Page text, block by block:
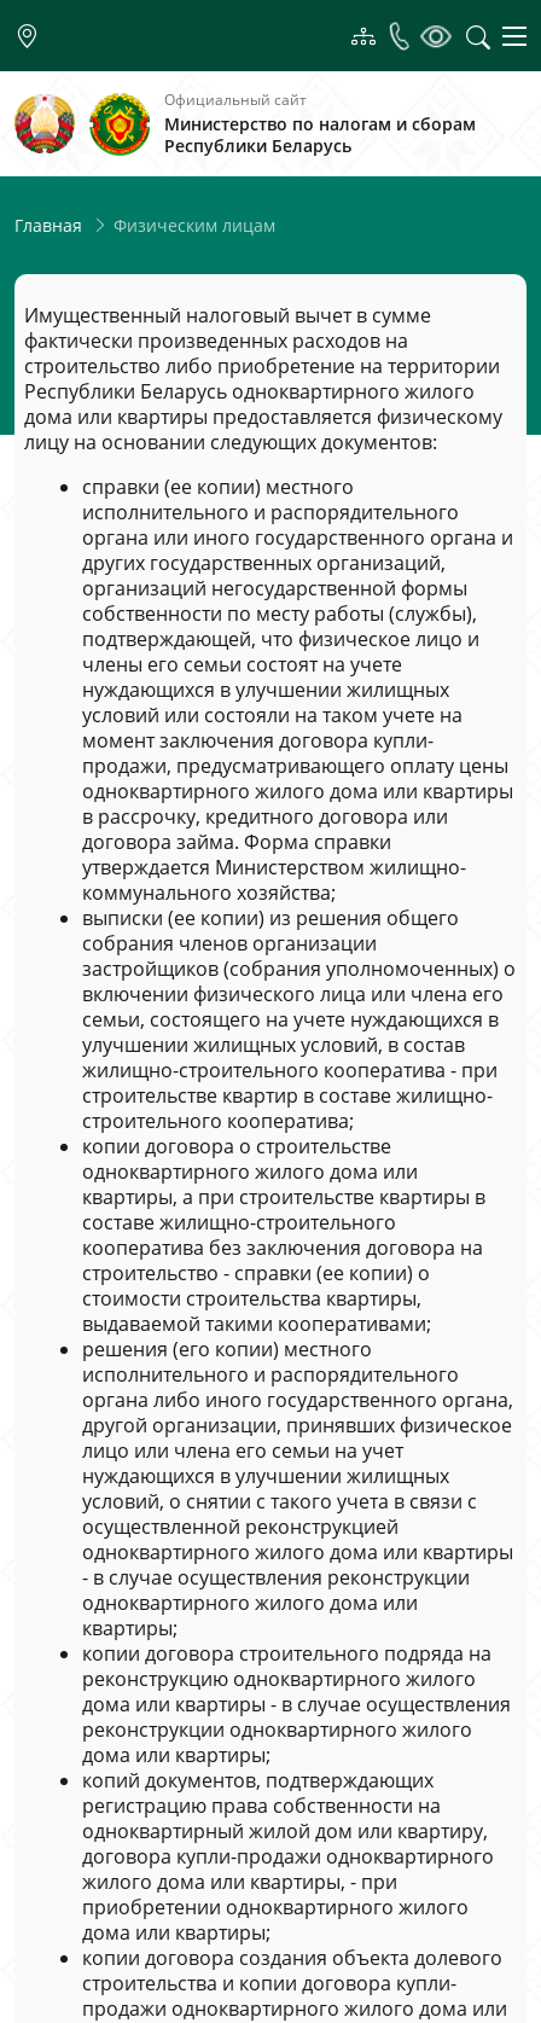
Официальный сайт
Министерство по налогам и сборам
Республики Беларусь
Главная Физическим лицам
Имущественный налоговый вычет в сумме
фактически произведенных расходов на
строительство либо приобретение на территории
Республики Беларусь одноквартирного жилого
дома или квартиры предоставляется физическому
лицу на основании следующих документов:
справки (ее копии) местного
исполнительного и распорядительного
органа или иного государственного органа и
других государственных организаций,
организаций негосударственной формы
собственности по месту работы (службы),
подтверждающей, что физическое лицо и
члены его семьи состоят на учете
нуждающихся в улучшении жилищных
условий или состояли на таком учете на
момент заключения договора купли-
продажи, предусматривающего оплату цены
одноквартирного жилого дома или квартиры
в рассрочку, кредитного договора или
договора займа. Форма справки
утверждается Министерством жилищно-
коммунального хозяйства;
выписки (ее копии) из решения общего
собрания членов организации
застройщиков (собрания уполномоченных) о
включении физического лица или члена его
семьи, состоящего на учете нуждающихся в
улучшении жилищных условий, в состав
жилищно-строительного кооператива - при
строительстве квартир в составе жилищно-
строительного кооператива;
копии договора о строительстве
одноквартирного жилого дома или
квартиры, а при строительстве квартиры в
составе жилищно-строительного
кооператива без заключения договора на
строительство - справки (ее копии) о
стоимости строительства квартиры,
выдаваемой такими кооперативами;
решения (его копии) местного
исполнительного и распорядительного
органа либо иного государственного органа,
другой организации, принявших физическое
лицо или члена его семьи на учет
нуждающихся в улучшении жилищных
условий, о снятии с такого учета в связи с
осуществленной реконструкцией
одноквартирного жилого дома или квартиры
- в случае осуществления реконструкции
одноквартирного жилого дома или
квартиры;
копии договора строительного подряда на
реконструкцию одноквартирного жилого
дома или квартиры - в случае осуществления
реконструкции одноквартирного жилого
дома или квартиры;
копий документов, подтверждающих
регистрацию права собственности на
одноквартирный жилой дом или квартиру,
договора купли-продажи одноквартирного
жилого дома или квартиры, - при
приобретении одноквартирного жилого
дома или квартиры;
копии договора создания объекта долевого
строительства и копии договора купли-
продажи одноквартирного жилого дома или